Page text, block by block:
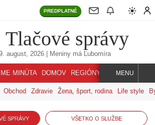
PREDPLATNÉ
Tlačové správy
august, 2026 | Meniny má Ľubomíra
MINÚTA DOMOV REGIÓNY INDEX SVET
MENU
Obchod Zdravie Žena, šport, rodina Life style
SPRÁVY VŠETKO O SLUŽBE